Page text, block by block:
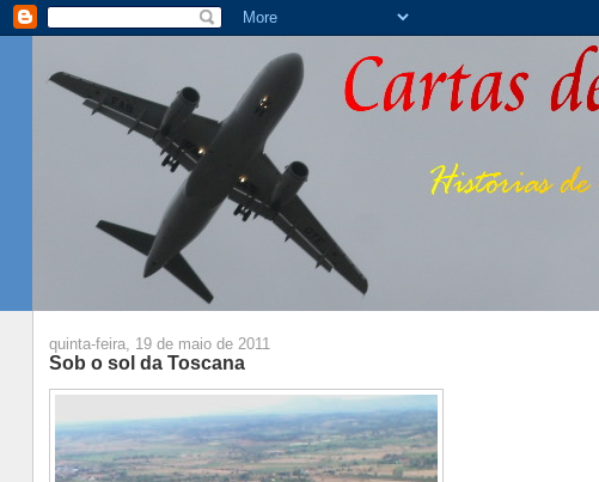
quinta-feira, 19 de maio de 2011
Sob o sol da Toscana